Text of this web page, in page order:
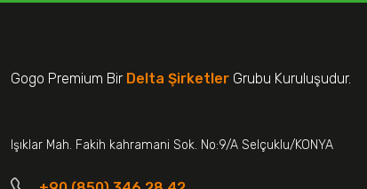
Gogo Premium Bir Delta Şirketler Grubu Kuruluşudur.
Işıklar Mah. Fakih kahramani Sok. No:9/A Selçuklu/KONYA